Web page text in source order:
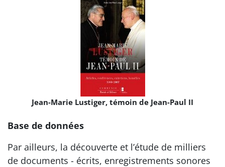
Jean-Marie Lustiger, témoin de Jean-Paul II
Base de données
Par ailleurs, la découverte et l’étude de milliers
de documents - écrits, enregistrements sonores